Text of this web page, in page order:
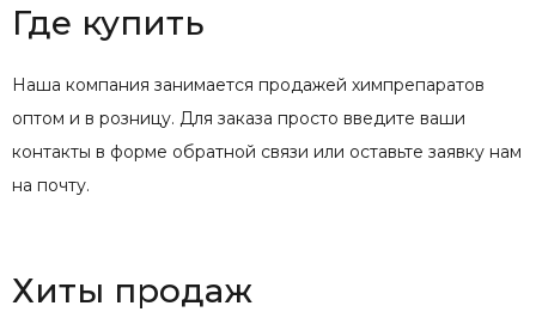
Где купить
Наша компания занимается продажей химпрепаратов
оптом и в розницу. Для заказа просто введите ваши
контакты в форме обратной связи или оставьте заявку нам
на почту.
Хиты продаж